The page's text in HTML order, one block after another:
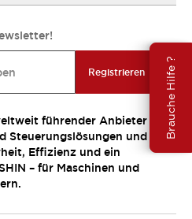
Brauche Hilfe ?
Registrieren
führender Anbieter
Steuerungslösungen und
Effizienz und ein
– für Maschinen und